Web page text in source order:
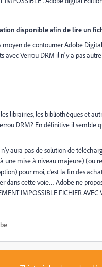
disponible afin de lire un
moyen de contourner Adobe
Verrou DRM il n'y a pas
librairies, les bibliothèques et
DRM? En définitive il semble
n’y aura pas de solution de
une mise à niveau majeure) (ou
pour moi, c’est la fin des
dans cette voie… Adobe ne
IMPOSSIBLE FICHIER AVEC